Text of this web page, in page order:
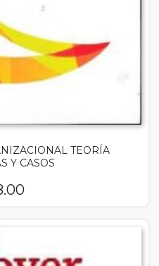
TEORÍA
Y CASOS